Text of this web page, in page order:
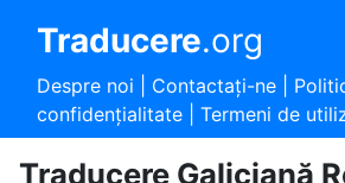
Traducere.org
Despre noi Contactaţi-ne|
confidențialitate| Termeni de
Traducere Galiciană